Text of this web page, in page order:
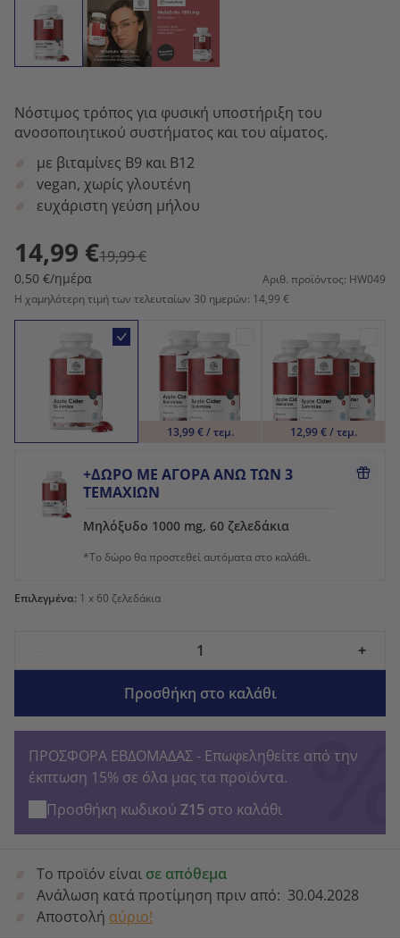
Νόστιμος τρόπος για φυσική υποστήριξη του
ανοσοποιητικού συστήματος και του αίματος.
με βιταμίνες B9 και B12
vegan, χωρίς γλουτένη
ευχάριστη γεύση μήλου
14,99 €19,99 €
0,50 €/ημέρα
Αριθ. προϊόντος: HW049
Η χαμηλότερη τιμή των τελευταίων 30 ημερών: 14,99 €
13,99 € / τεμ. 12,99 € / τεμ.
+ΔΩΡΟ ΜΕ ΑΓΟΡΆ ΆΝΩ ΤΩΝ 3
ΤΕΜΑΧΊΩΝ
Μηλόξυδο 1000 mg, 60 ζελεδάκια
*Το δώρο θα προστεθεί αυτόματα στο καλάθι.
Επιλεγμένα: 1 x 60 ζελεδάκια
+
Προσθήκη στο καλάθι
ΠΡΟΣΦΟΡΑ ΕΒΔΟΜΑΔΑΣ - Επωφεληθείτε από την
έκπτωση 15% σε όλα μας τα προϊόντα.
Προσθήκη κωδικού Z15 στο καλάθι
Το προϊόν είναι σε απόθεμα
Ανάλωση κατά προτίμηση πριν από: 30.04.2028
Αποστολή αύριο!